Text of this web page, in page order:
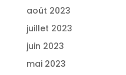
août 2023
juillet 2023
juin 2023
mai 2023